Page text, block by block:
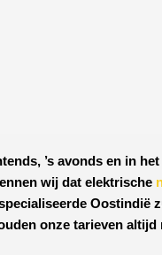
’s avonds en in
wij dat elektrische
Oostindië
onze tarieven